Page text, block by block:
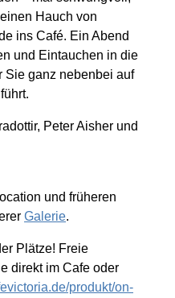
Hauch von
ins Café. Ein Abend
und Eintauchen in die
Sie ganz nebenbei auf
Peter Aisher und
und früheren
Galerie.
Plätze! Freie
direkt im Cafe oder
produkt/on-